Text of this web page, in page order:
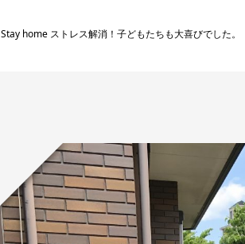
Stay home ストレス解消！子どもたちも大喜びでした。